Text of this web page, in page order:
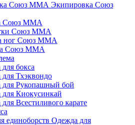
Экипировка Союз
Союз ММА
Союз ММА
ног Союз ММА
Союз ММА
бокса
Тхэквондо
Рукопашный бой
Киокусинкай
Всестиливого карате
Одежда для